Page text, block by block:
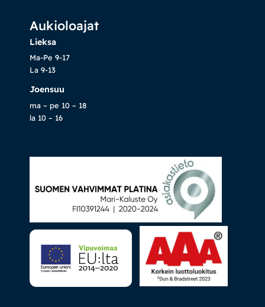
Aukioloajat
Lieksa
Ma-Pe 9-17
La 9-13
Joensuu
ma – pe 10 – 18
la 10 – 16